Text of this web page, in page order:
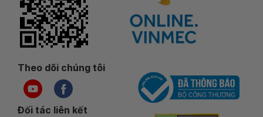
Theo dõi chúng tôi
Đối tác liên kết